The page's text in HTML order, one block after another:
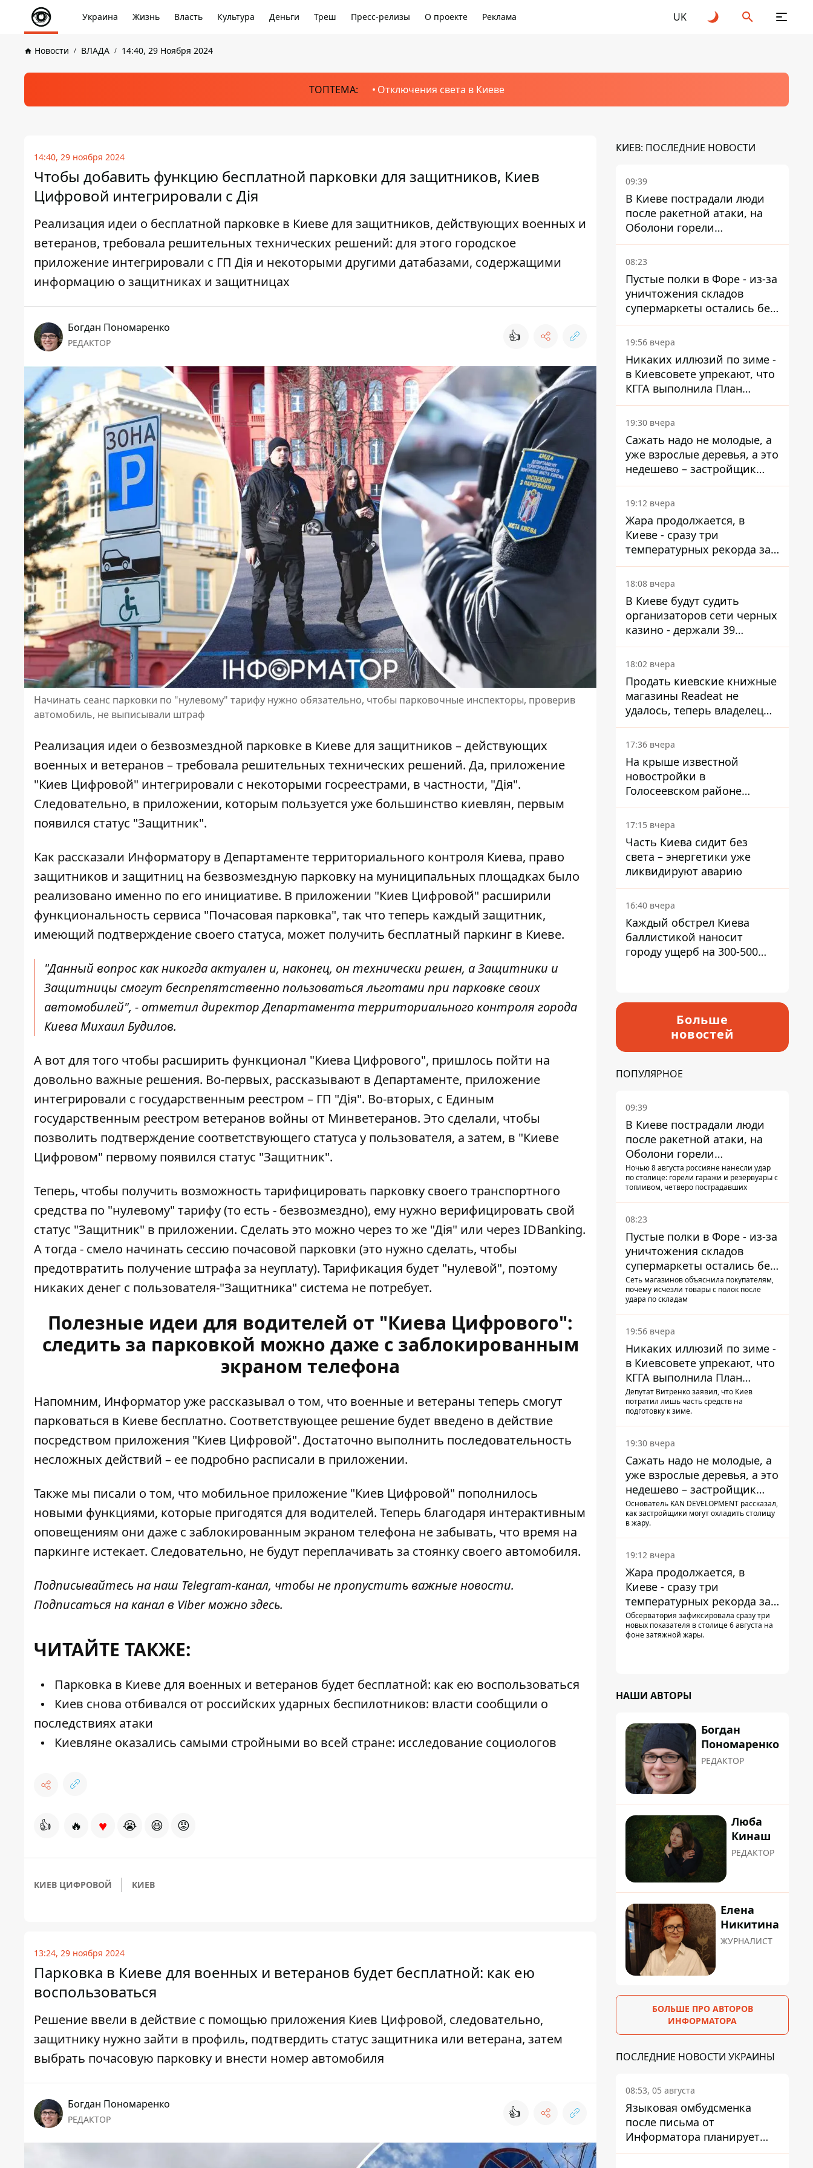
Украина Жизнь Власть Культура Деньги Треш Пресс-релизы О проекте Реклама UK
Новости ВЛАДА 14:40, 29 Ноября 2024
ТОПТЕМА: Отключения света в Киеве
14:40, 29 ноября 2024
Чтобы добавить функцию бесплатной парковки для защитников, Киев
Цифровой интегрировали с Дія
Реализация идеи о бесплатной парковке в Киеве для защитников, действующих военных и
ветеранов, требовала решительных технических решений: для этого городское
приложение интегрировали с ГП Дія и некоторыми другими датабазами, содержащими
информацию о защитниках и защитницах
Богдан Пономаренко
РЕДАКТОР 👍
Начинать сеанс парковки по "нулевому" тарифу нужно обязательно, чтобы парковочные инспекторы, проверив
автомобиль, не выписывали штраф
Реализация идеи о безвозмездной парковке в Киеве для защитников – действующих
военных и ветеранов – требовала решительных технических решений. Да, приложение
"Киев Цифровой" интегрировали с некоторыми госреестрами, в частности, "Дія".
Следовательно, в приложении, которым пользуется уже большинство киевлян, первым
появился статус "Защитник".
Как рассказали Информатору в Департаменте территориального контроля Киева, право
защитников и защитниц на безвозмездную парковку на муниципальных площадках было
реализовано именно по его инициативе. В приложении "Киев Цифровой" расширили
функциональность сервиса "Почасовая парковка", так что теперь каждый защитник,
имеющий подтверждение своего статуса, может получить бесплатный паркинг в Киеве.
"Данный вопрос как никогда актуален и, наконец, он технически решен, а Защитники и
Защитницы смогут беспрепятственно пользоваться льготами при парковке своих
автомобилей", - отметил директор Департамента территориального контроля города
Киева Михаил Будилов.
А вот для того чтобы расширить функционал "Киева Цифрового", пришлось пойти на
довольно важные решения. Во-первых, рассказывают в Департаменте, приложение
интегрировали с государственным реестром – ГП "Дія". Во-вторых, с Единым
государственным реестром ветеранов войны от Минветеранов. Это сделали, чтобы
позволить подтверждение соответствующего статуса у пользователя, а затем, в "Киеве
Цифровом" первому появился статус "Защитник".
Теперь, чтобы получить возможность тарифицировать парковку своего транспортного
средства по "нулевому" тарифу (то есть - безвозмездно), ему нужно верифицировать свой
статус "Защитник" в приложении. Сделать это можно через то же "Дія" или через IDBanking.
А тогда - смело начинать сессию почасовой парковки (это нужно сделать, чтобы
предотвратить получение штрафа за неуплату). Тарификация будет "нулевой", поэтому
никаких денег с пользователя-"Защитника" система не потребует.
Полезные идеи для водителей от "Киева Цифрового":
следить за парковкой можно даже с заблокированным
экраном телефона
Напомним, Информатор уже рассказывал о том, что военные и ветераны теперь смогут
парковаться в Киеве бесплатно. Соответствующее решение будет введено в действие
посредством приложения "Киев Цифровой". Достаточно выполнить последовательность
несложных действий – ее подробно расписали в приложении.
Также мы писали о том, что мобильное приложение "Киев Цифровой" пополнилось
новыми функциями, которые пригодятся для водителей. Теперь благодаря интерактивным
оповещениям они даже с заблокированным экраном телефона не забывать, что время на
паркинге истекает. Следовательно, не будут переплачивать за стоянку своего автомобиля.
Подписывайтесь на наш Telegram-канал, чтобы не пропустить важные новости.
Подписаться на канал в Viber можноздесь.
ЧИТАЙТЕ ТАКЖЕ:
Парковка в Киеве для военных и ветеранов будет бесплатной: как ею воспользоваться
Киев снова отбивался от российских ударных беспилотников: власти сообщили о
последствиях атаки
Киевляне оказались самыми стройными во всей стране: исследование социологов
👍 🔥 ♥ 😭 😆 😡
КИЕВ ЦИФРОВОЙ КИЕВ
13:24, 29 ноября 2024
Парковка в Киеве для военных и ветеранов будет бесплатной: как ею
воспользоваться
Решение ввели в действие с помощью приложения Киев Цифровой, следовательно,
защитнику нужно зайти в профиль, подтвердить статус защитника или ветерана, затем
выбрать почасовую парковку и внести номер автомобиля
Богдан Пономаренко
РЕДАКТОР 👍
КИЕВ: ПОСЛЕДНИЕ НОВОСТИ
09:39
В Киеве пострадали люди
после ракетной атаки, на
Оболони горели
резервуары с топливом
08:23
Пустые полки в Форе - из-за
уничтожения складов
супермаркеты остались без
ассортимента
19:56 вчера
Никаких иллюзий по зиме -
в Киевсовете упрекают, что
КГГА выполнила План
устойчивости на 20%
19:30 вчера
Сажать надо не молодые, а
уже взрослые деревья, а это
недешево – застройщик
Никонов
19:12 вчера
Жара продолжается, в
Киеве - сразу три
температурных рекорда за
день
18:08 вчера
В Киеве будут судить
организаторов сети черных
казино - держали 39
заведений
18:02 вчера
Продать киевские книжные
магазины Readeat не
удалось, теперь владелец
их просто закроет
17:36 вчера
На крыше известной
новостройки в
Голосеевском районе
разбивают парк площадью
в гектар
17:15 вчера
Часть Киева сидит без
света – энергетики уже
ликвидируют аварию
16:40 вчера
Каждый обстрел Киева
баллистикой наносит
городу ущерб на 300-500
Больше
новостей
ПОПУЛЯРНОЕ
09:39
В Киеве пострадали люди
после ракетной атаки, на
Оболони горели
резервуары с топливом
Ночью 8 августа россияне нанесли удар
по столице: горели гаражи и резервуары с
топливом, четверо пострадавших
08:23
Пустые полки в Форе - из-за
уничтожения складов
супермаркеты остались без
ассортимента
Сеть магазинов объяснила покупателям,
почему исчезли товары с полок после
удара по складам
19:56 вчера
Никаких иллюзий по зиме -
в Киевсовете упрекают, что
КГГА выполнила План
устойчивости на 20%
Депутат Витренко заявил, что Киев
потратил лишь часть средств на
подготовку к зиме.
19:30 вчера
Сажать надо не молодые, а
уже взрослые деревья, а это
недешево – застройщик
Никонов
Основатель KAN DEVELOPMENT рассказал,
как застройщики могут охладить столицу
в жару.
19:12 вчера
Жара продолжается, в
Киеве - сразу три
температурных рекорда за
день
Обсерватория зафиксировала сразу три
новых показателя в столице 6 августа на
фоне затяжной жары.
НАШИ АВТОРЫ
Богдан
Пономаренко
РЕДАКТОР
Люба
Кинаш
РЕДАКТОР
Елена
Никитина
ЖУРНАЛИСТ
БОЛЬШЕ ПРО АВТОРОВ
ИНФОРМАТОРА
ПОСЛЕДНИЕ НОВОСТИ УКРАИНЫ
08:53, 05 августа
Языковая омбудсменка
после письма от
Информатора планирует
наказать компанию-